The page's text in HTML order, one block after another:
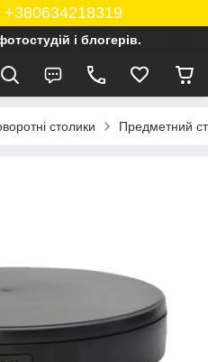
і блогерів.
столики Предметний